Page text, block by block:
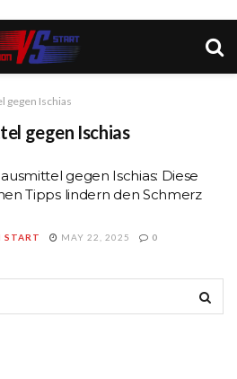
gegen Ischias
gegen Ischias
gegen Ischias: Diese
Tipps lindern den Schmerz
START MAY 22, 2025 0